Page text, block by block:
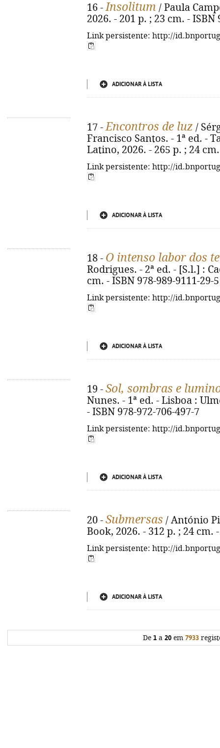
16 -Insolitum / Paula
2026. - 201 p. ; 23 cm. - ISBN
Link persistente: http://
ADICIONAR À LISTA
17 -Encontros de luz /
Francisco Santos. - 1ª ed. -
Latino, 2026. - 265 p. ; 24
Link persistente: http://
ADICIONAR À LISTA
18 - O intenso labor dos
Rodrigues. - 2ª ed. - [S.l.] :
cm. - ISBN 978-989-9111-29-5
Link persistente: http://
ADICIONAR À LISTA
19 - Sol, sombras e
Nunes. - 1ª ed. - Lisboa :
- ISBN 978-972-706-497-7
Link persistente: http://
ADICIONAR À LISTA
20 - Submersas / António
Book, 2026. - 312 p. ; 24 cm.
Link persistente: http://
ADICIONAR À LISTA
De 1a 20em 7933